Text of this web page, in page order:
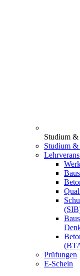
Studium &
Studium &
Prüfungen
E-Schein